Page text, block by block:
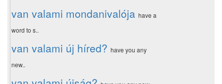
van valami mondanivalója have a
word to s..
van valami új híred? have you any
new..